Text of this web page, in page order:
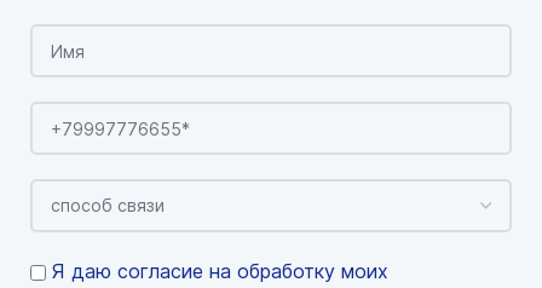
Я даю согласие на обработку моих